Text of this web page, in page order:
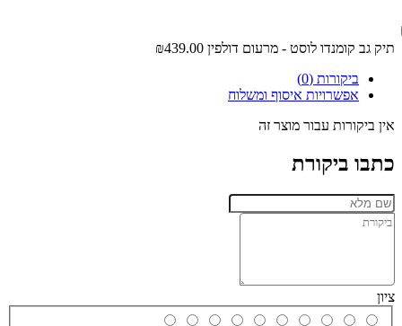
תיק גב קומנדו לוסט - מרעום דולפין ₪439.00
ביקורות (0)
אפשרויות איסוף ומשלוח
אין ביקורות עבור מוצר זה
כתבו ביקורת
ציון